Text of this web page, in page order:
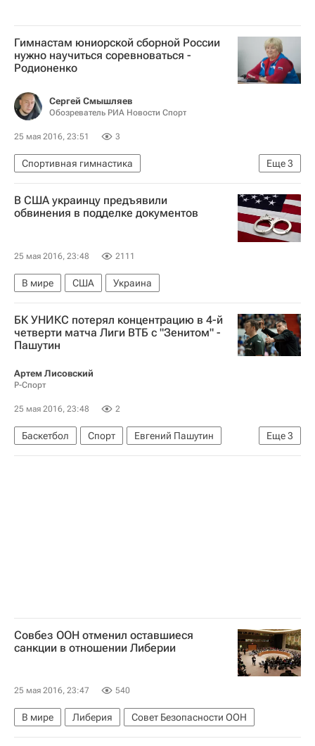
Гимнастам юниорской сборной России
нужно научиться соревноваться -
Родионенко
Сергей Смышляев
Обозреватель РИА Новости Спорт
25 мая 2016, 23:51 3
Еще3
Спортивная гимнастика
Валентина Родионенко
Чемпионат Европы-2016 по спортивной гимнастике в швейцарском Берне, 26 мая - 5 июня
В США украинцу предъявили
обвинения в подделке документов
25 мая 2016, 23:48 2111
В мире США Украина
БК УНИКС потерял концентрацию в 4-й
четверти матча Лиги ВТБ с "Зенитом" -
Пашутин
Артем Лисовский
Р-Спорт
25 мая 2016, 23:48 2
Еще3
Баскетбол Спорт
Евгений Пашутин
Единая лига ВТБ
Зенит (Санкт-Петербург)
Совбез ООН отменил оставшиеся
санкции в отношении Либерии
25 мая 2016, 23:47 540
В мире Либерия Совет Безопасности ООН